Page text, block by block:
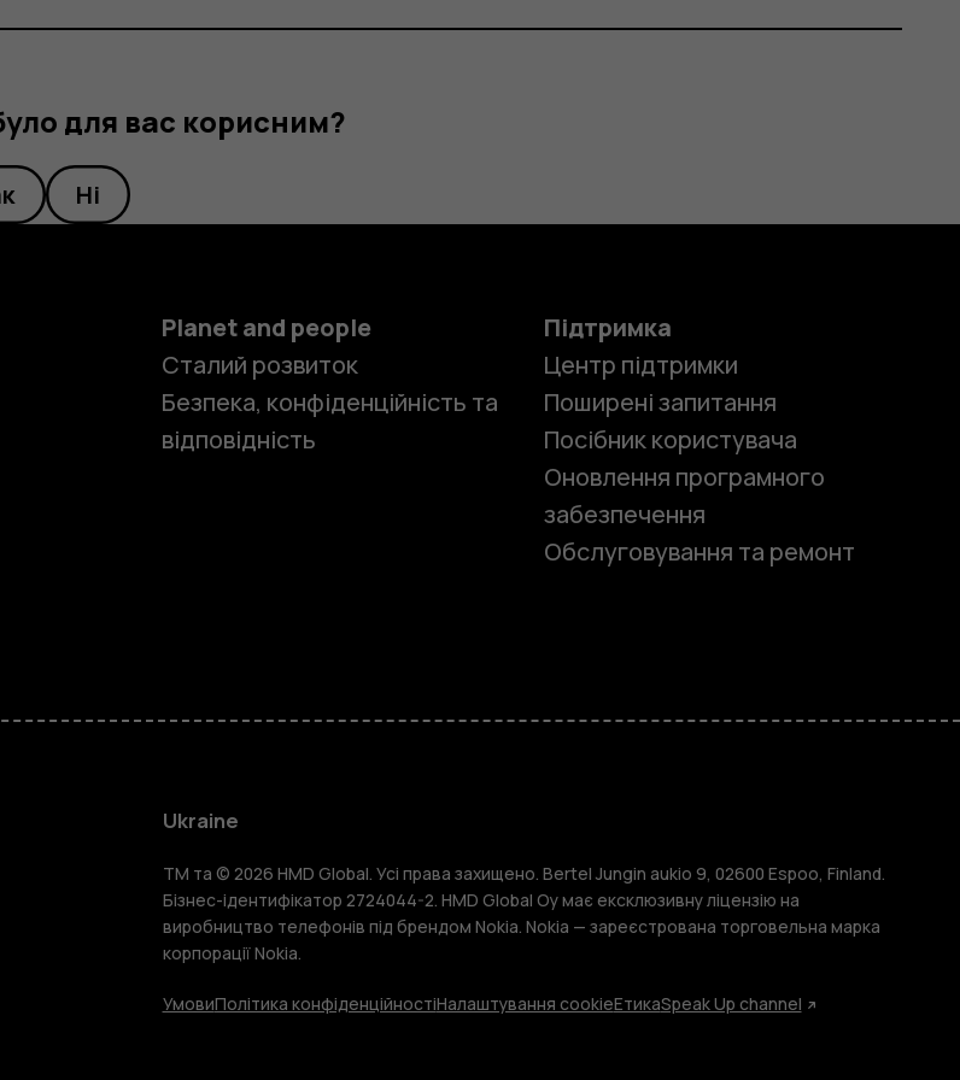
Фічерфони
Аксесуари
Планшети
для вас корисним?
Ні
Planet and people
Сталий розвиток
Безпека, конфіденційність та
відповідність
Підтримка
Центр підтримки
Поширені запитання
Посібник користувача
Оновлення програмного
забезпечення
Обслуговування та ремонт
Ukraine
TM та © 2026 HMD Global. Усі права захищено. Bertel Jungin aukio 9, 02600 Espoo, Finland.
Бізнес-ідентифікатор 2724044-2. HMD Global Oy має ексклюзивну ліцензію на
виробництво телефонів під брендом Nokia. Nokia — зареєстрована торговельна марка
корпорації Nokia.
УмовиПолітика конфіденційностіНалаштування cookieЕтикаSpeak Up channel